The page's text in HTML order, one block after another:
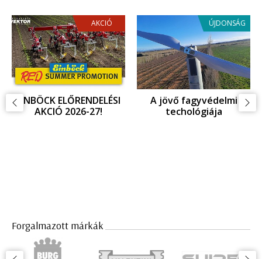
AKCIÓ
EINBÖCK ELŐRENDELÉSI
AKCIÓ 2026-27!
ÚJDONSÁG
A jövő fagyvédelmi
techológiája
Forgalmazott márkák